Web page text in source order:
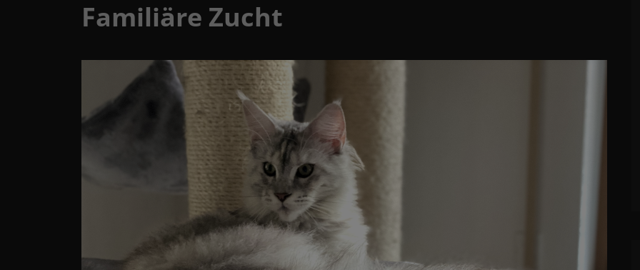
Familiäre Zucht